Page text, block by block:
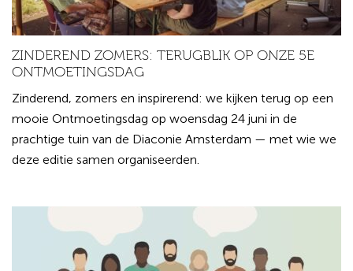
ZINDEREND ZOMERS: TERUGBLIK OP ONZE 5E
ONTMOETINGSDAG
Zinderend, zomers en inspirerend: we kijken terug op een
mooie Ontmoetingsdag op woensdag 24 juni in de
prachtige tuin van de Diaconie Amsterdam — met wie we
deze editie samen organiseerden.